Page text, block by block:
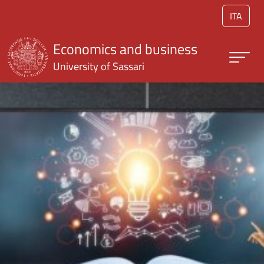
ITA
Economics and business
University of Sassari